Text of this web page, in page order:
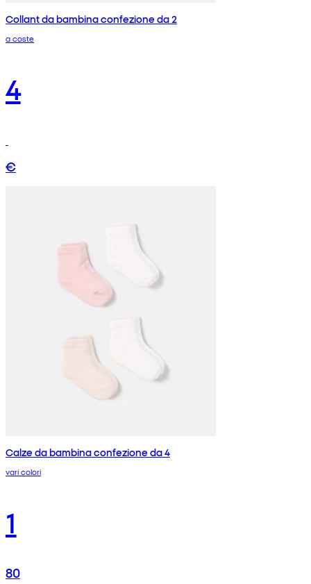
Collant da bambina confezione da 2
a coste
4
€
Calze da bambina confezione da 4
vari colori
1
80